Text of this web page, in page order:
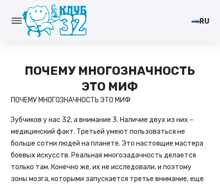
RU
ПОЧЕМУ МНОГОЗНАЧНОСТЬ
ЭТО МИФ
ПОЧЕМУ МНОГОЗНАЧНОСТЬ ЭТО МИФ
Зубчиков у нас 32, а внимание 3. Наличие двух из них –
медицинский факт. Третьей умеют пользоваться не
больше сотни людей на планете. Это настоящие мастера
боевых искусств. Реальная многозадачность делается
только там. Конечно же, их не исследовали, и поэтому
зоны мозга, которыми запускается третье внимание, еще